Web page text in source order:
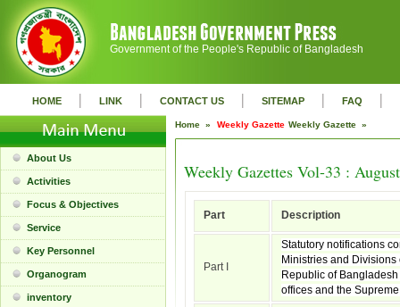
Government of the People's Republic of Bangladesh
HOME | LINK | CONTACT US | SITEMAP | FAQ |
About Us
Activities
Focus & Objectives
Service
Key Personnel
Organogram
inventory
Home » Weekly Gazette Weekly Gazette »
Weekly Gazettes Vol-33 :
Part Description
Part I
Statutory notifications
Ministries and Divisions
Republic of
offices and the